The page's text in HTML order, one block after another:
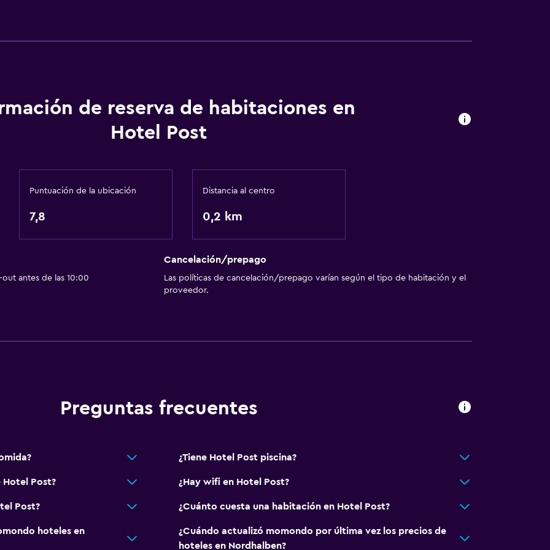
Baño
Secador de pelo
Habitación
Enchufe cerca de la cama
Estacionamiento en la calle
Comedor
Restaurante
de reserva de habitaciones en
Hotel Post
Puntuación de la ubicación
7,8
Distancia al centro
0,2 km
antes de las 10:00
Cancelación/prepago
Las políticas de cancelación/prepago varían según el tipo de habitación y el
proveedor.
Preguntas frecuentes
¿Tiene Hotel Post piscina?
Hotel Post? ¿Hay wifi en Hotel Post?
Post? ¿Cuánto cuesta una habitación en Hotel Post?
hoteles en
¿Cuándo actualizó momondo por última vez los precios de
hoteles en Nordhalben?